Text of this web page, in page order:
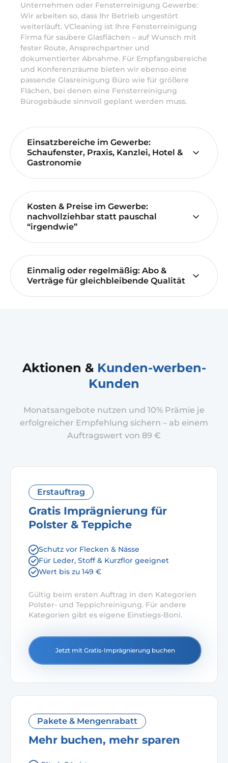
Unternehmen oder Fensterreinigung Gewerbe:
Wir arbeiten so, dass Ihr Betrieb ungestört
weiterläuft. VCleaning ist Ihre Fensterreinigung
Firma für saubere Glasflächen – auf Wunsch mit
fester Route, Ansprechpartner und
dokumentierter Abnahme. Für Empfangsbereiche
und Konferenzräume bieten wir ebenso eine
passende Glasreinigung Büro wie für größere
Flächen, bei denen eine Fensterreinigung
Bürogebäude sinnvoll geplant werden muss.
Einsatzbereiche im Gewerbe:
Schaufenster, Praxis, Kanzlei, Hotel &
Gastronomie
Kosten & Preise im Gewerbe:
nachvollziehbar statt pauschal
“irgendwie”
Einmalig oder regelmäßig: Abo &
Verträge für gleichbleibende Qualität
Aktionen & Kunden-werben-
Kunden
Monatsangebote nutzen und 10% Prämie je
erfolgreicher Empfehlung sichern – ab einem
Auftragswert von 89 €
Erstauftrag
Gratis Imprägnierung für
Polster & Teppiche
Schutz vor Flecken & Nässe
Für Leder, Stoff & Kurzflor geeignet
Wert bis zu 149 €
Gültig beim ersten Auftrag in den Kategorien
Polster- und Teppichreinigung. Für andere
Kategorien gibt es eigene Einstiegs-Boni.
Jetzt mit Gratis-Imprägnierung buchen
Pakete & Mengenrabatt
Mehr buchen, mehr sparen